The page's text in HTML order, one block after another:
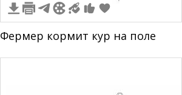
Фермер кормит кур на поле